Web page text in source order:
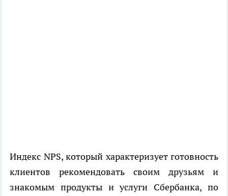
Индекс NPS, который характеризует готовность
клиентов рекомендовать своим друзьям и
знакомым продукты и услуги Сбербанка, по